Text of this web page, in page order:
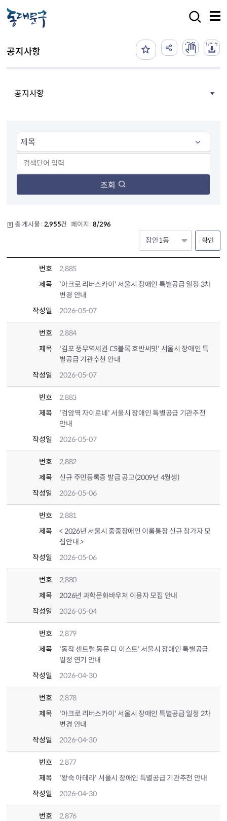
공지사항
공지사항
조회
총 게시물 : 2,955건 페이지 :8/296
확인
번호
2,885
제목
'아크로 리버스카이' 서울시 장애인 특별공급 일정 3차
변경 안내
작성일
2026-05-07
번호
2,884
제목
'김포 풍무역세권 C5블록 호반써밋' 서울시 장애인 특
별공급 기관추천 안내
작성일
2026-05-07
번호
2,883
제목
'검암역 자이르네' 서울시 장애인 특별공급 기관추천
안내
작성일
2026-05-07
번호
2,882
제목
신규 주민등록증 발급 공고(2009년 4월생)
작성일
2026-05-06
번호
2,881
제목
< 2026년 서울시 중중장애인 이룸통장 신규 참가자 모
집안내 >
작성일
2026-05-06
번호
2,880
제목
2026년 과학문화바우처 이용자 모집 안내
작성일
2026-05-04
번호
2,879
제목
'동작 센트럴 동문 디 이스트' 서울시 장애인 특별공급
일정 연기 안내
작성일
2026-04-30
번호
2,878
제목
'아크로 리버스카이' 서울시 장애인 특별공급 일정 2차
변경 안내
작성일
2026-04-30
번호
2,877
제목
'왕숙 아테라' 서울시 장애인 특별공급 기관추천 안내
작성일
2026-04-30
번호
2,876